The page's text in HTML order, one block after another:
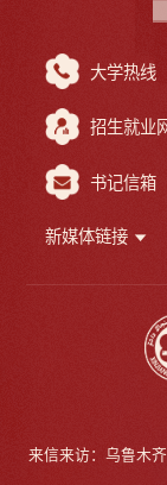
大学热线
招生就业
书记信箱
新媒体链接
来信来访：乌鲁木